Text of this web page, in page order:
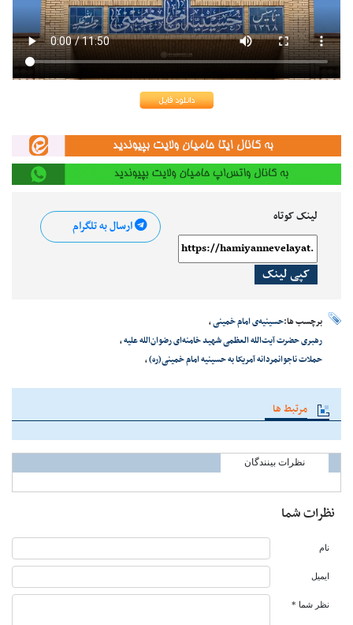
لینک کوتاه
کپی لینک
ارسال به تلگرام
برچسب ها:حسینیه‌ی امام خمینی،
رهبری حضرت آیت‌الله العظمی شهید خامنه‌ای رضوان‌الله علیه،
حملات ناجوانمردانه آمریکا به حسینیه امام خمینی(ره)،
مرتبط ها
نظرات بینندگان
نظرات شما
نام
ایمیل
نظر شما *